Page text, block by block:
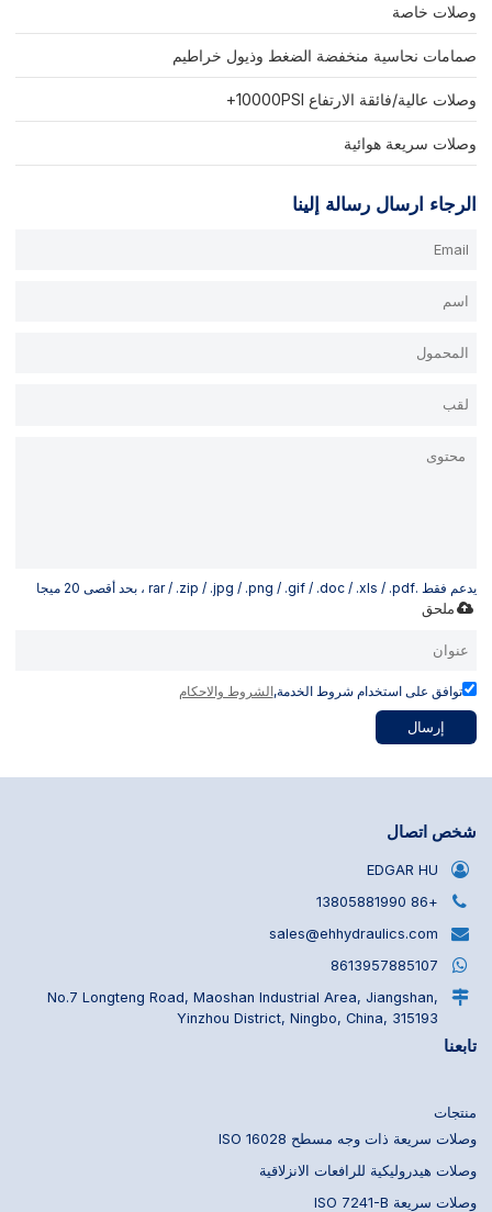
وصلات خاصة
صمامات نحاسية منخفضة الضغط وذيول خراطيم
وصلات عالية/فائقة الارتفاع 10000PSI+
وصلات سريعة هوائية
الرجاء ارسال رسالة إلينا
يدعم فقط .rar / .zip / .jpg / .png / .gif / .doc / .xls / .pdf ، بحد أقصى 20 ميجا
ملحق
توافق على استخدام شروط الخدمة,الشروط والاحكام
إرسال
شخص اتصال
EDGAR HU
+86 13805881990
sales@ehhydraulics.com
8613957885107
No.7 Longteng Road, Maoshan Industrial Area, Jiangshan,
Yinzhou District, Ningbo, China, 315193
تابعنا
منتجات
وصلات سريعة ذات وجه مسطح ISO 16028
وصلات هيدروليكية للرافعات الانزلاقية
وصلات سريعة ISO 7241-B